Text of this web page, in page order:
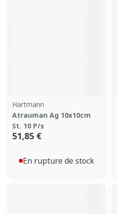
Hartmann
Atrauman Ag 10x10cm
St. 10 P/s
51,85 €
En rupture de stock